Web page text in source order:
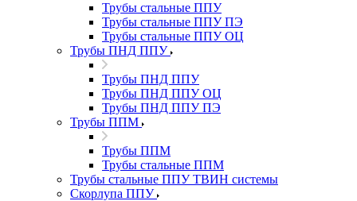
Трубы стальные ППУ
Трубы стальные ППУ ПЭ
Трубы стальные ППУ ОЦ
Трубы ПНД ППУ
Трубы ПНД ППУ
Трубы ПНД ППУ ОЦ
Трубы ПНД ППУ ПЭ
Трубы ППМ
Трубы ППМ
Трубы стальные ППМ
Трубы стальные ППУ ТВИН системы
Скорлупа ППУ